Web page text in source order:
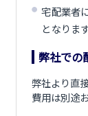
宅配業者
となります
弊社での
弊社より直
費用は別途